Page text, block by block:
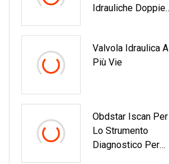
Idrauliche Doppie
Valvola Idraulica A
Più Vie
Obdstar Iscan Per
Lo Strumento
Diagnostico Per